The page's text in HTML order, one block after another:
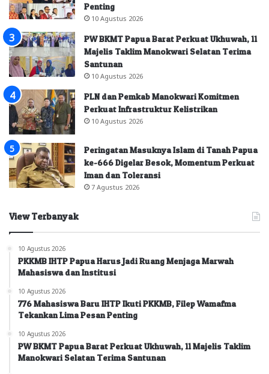
Penting
10 Agustus 2026
PW BKMT Papua Barat Perkuat Ukhuwah, 11
Majelis Taklim Manokwari Selatan Terima
Santunan
10 Agustus 2026
PLN dan Pemkab Manokwari Komitmen
Perkuat Infrastruktur Kelistrikan
10 Agustus 2026
Peringatan Masuknya Islam di Tanah Papua
ke-666 Digelar Besok, Momentum Perkuat
Iman dan Toleransi
7 Agustus 2026
View Terbanyak
10 Agustus 2026
PKKMB IHTP Papua Harus Jadi Ruang Menjaga Marwah
Mahasiswa dan Institusi
10 Agustus 2026
776 Mahasiswa Baru IHTP Ikuti PKKMB, Filep Wamafma
Tekankan Lima Pesan Penting
10 Agustus 2026
PW BKMT Papua Barat Perkuat Ukhuwah, 11 Majelis Taklim
Manokwari Selatan Terima Santunan